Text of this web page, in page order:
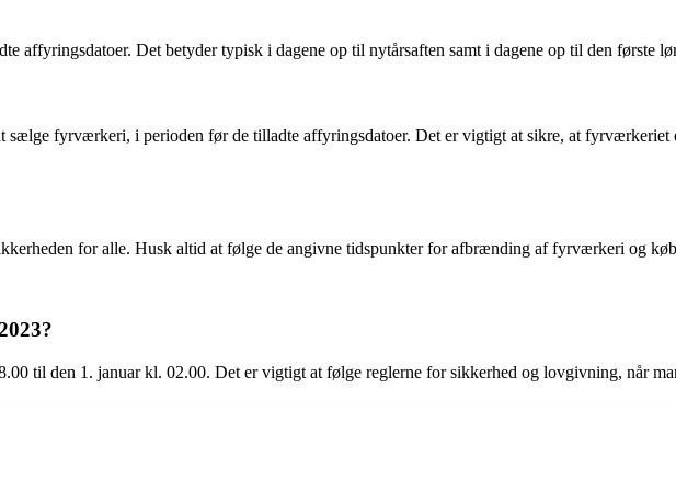
affyringsdatoer. Det betyder typisk i dagene op til nytårsaften samt i dagene op til den første
fyrværkeri, i perioden før de tilladte affyringsdatoer. Det er vigtigt at sikre, at fyrværkeriet
for alle. Husk altid at følge de angivne tidspunkter for afbrænding af fyrværkeri og
til den 1. januar kl. 02.00. Det er vigtigt at følge reglerne for sikkerhed og lovgivning, når